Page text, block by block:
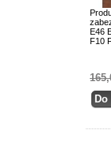
E46
F10